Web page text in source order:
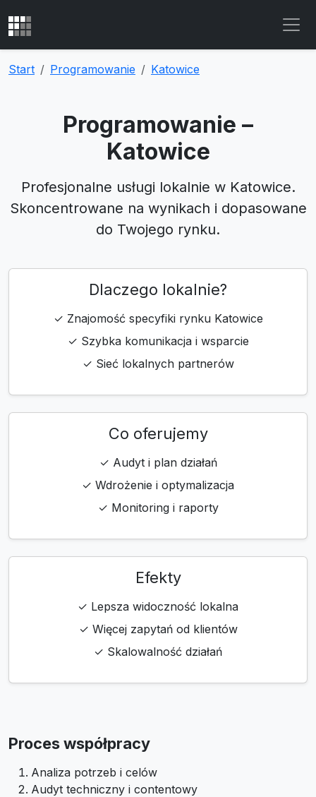
Start Programowanie Katowice
Programowanie –
Katowice
Profesjonalne usługi lokalnie w Katowice.
Skoncentrowane na wynikach i dopasowane
do Twojego rynku.
Dlaczego lokalnie?
✓ Znajomość specyfiki rynku Katowice
✓ Szybka komunikacja i wsparcie
✓ Sieć lokalnych partnerów
Co oferujemy
✓ Audyt i plan działań
✓ Wdrożenie i optymalizacja
✓ Monitoring i raporty
Efekty
✓ Lepsza widoczność lokalna
✓ Więcej zapytań od klientów
✓ Skalowalność działań
Proces współpracy
Analiza potrzeb i celów
Audyt techniczny i contentowy